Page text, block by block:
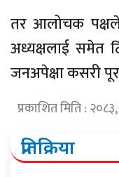
तर आलोचक
अध्यक्षलाई समेत
जनअपेक्षा कसरी
प्रकाशित मिति :
प्रतिक्रिया